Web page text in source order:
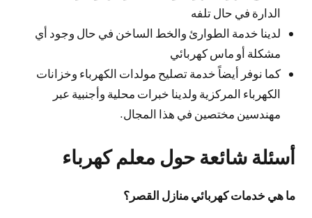
الدارة في حال تلفه
لدينا خدمة الطوارئ والخط الساخن في حال وجود أي
مشكلة أو ماس كهربائي
كما نوفر أيضاً خدمة تصليح مولدات الكهرباء وخزانات
الكهرباء المركزية ولدينا خبرات محلية وأجنبية عبر
مهندسين مختصين في هذا المجال.
أسئلة شائعة حول معلم كهرباء
ما هي خدمات كهربائي منازل القصر؟